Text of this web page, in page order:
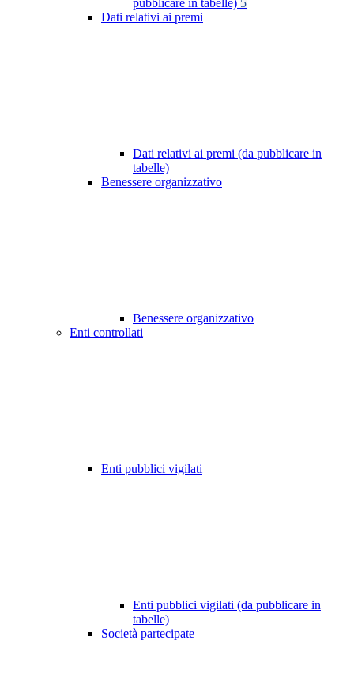
pubblicare in tabelle) 5
Dati relativi ai premi
Dati relativi ai premi (da pubblicare in
tabelle)
Benessere organizzativo
Benessere organizzativo
Enti controllati
Enti pubblici vigilati
Enti pubblici vigilati (da pubblicare in
tabelle)
Società partecipate